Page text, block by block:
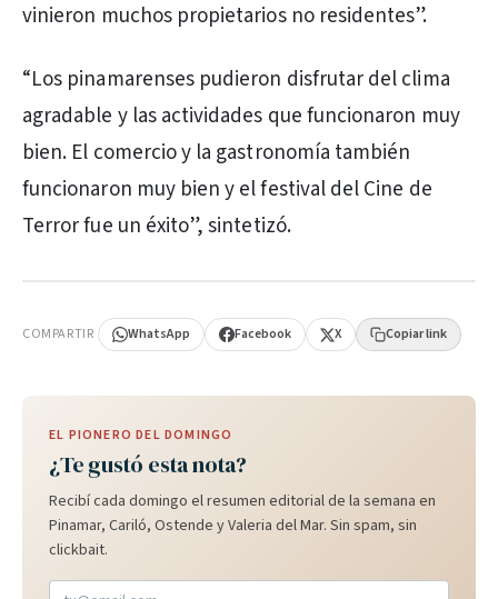
vinieron muchos propietarios no residentes”.
“Los pinamarenses pudieron disfrutar del clima
agradable y las actividades que funcionaron muy
bien. El comercio y la gastronomía también
funcionaron muy bien y el festival del Cine de
Terror fue un éxito”, sintetizó.
COMPARTIR WhatsApp Facebook X Copiar link
EL PIONERO DEL DOMINGO
¿Te gustó esta nota?
Recibí cada domingo el resumen editorial de la semana en
Pinamar, Cariló, Ostende y Valeria del Mar. Sin spam, sin
clickbait.